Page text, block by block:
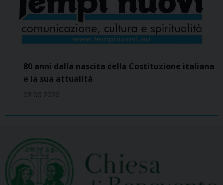
80 anni dalla nascita della Costituzione italiana
e la sua attualità
03 06 2026